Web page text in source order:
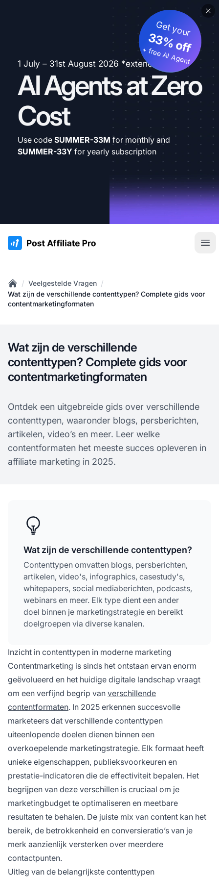
1 July – 31st August 2026 *extended
AI Agents at Zero
Cost
Get your
33% off
+ free AI Agent
Use code SUMMER-33M for monthly and
SUMMER-33Y for yearly subscription
:site.title
Home
/ Veelgestelde Vragen /
Wat zijn de verschillende contenttypen? Complete gids voor
contentmarketingformaten
Wat zijn de verschillende
contenttypen? Complete gids voor
contentmarketingformaten
Ontdek een uitgebreide gids over verschillende
contenttypen, waaronder blogs, persberichten,
artikelen, video’s en meer. Leer welke
contentformaten het meeste succes opleveren in
affiliate marketing in 2025.
Wat zijn de verschillende contenttypen?
Contenttypen omvatten blogs, persberichten,
artikelen, video's, infographics, casestudy's,
whitepapers, social mediaberichten, podcasts,
webinars en meer. Elk type dient een ander
doel binnen je marketingstrategie en bereikt
doelgroepen via diverse kanalen.
Inzicht in contenttypen in moderne marketing
Contentmarketing is sinds het ontstaan ervan enorm
geëvolueerd en het huidige digitale landschap vraagt
om een verfijnd begrip van verschillende
contentformaten. In 2025 erkennen succesvolle
marketeers dat verschillende contenttypen
uiteenlopende doelen dienen binnen een
overkoepelende marketingstrategie. Elk formaat heeft
unieke eigenschappen, publieksvoorkeuren en
prestatie-indicatoren die de effectiviteit bepalen. Het
begrijpen van deze verschillen is cruciaal om je
marketingbudget te optimaliseren en meetbare
resultaten te behalen. De juiste mix van content kan het
bereik, de betrokkenheid en conversieratio’s van je
merk aanzienlijk versterken over meerdere
contactpunten.
Uitleg van de belangrijkste contenttypen